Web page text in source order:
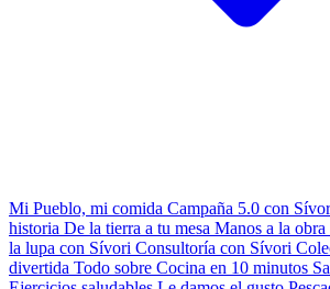
Mi Pueblo, mi comida Campaña 5.0 con
historia De la tierra a tu mesa Manos a la obra
la lupa con Sívori Consultoría con Sívori
divertida Todo sobre Cocina en 10 minutos